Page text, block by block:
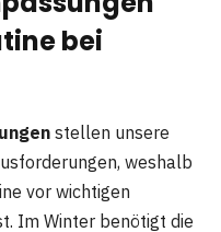
bei
stellen unsere
weshalb
vor wichtigen
Im Winter benötigt die